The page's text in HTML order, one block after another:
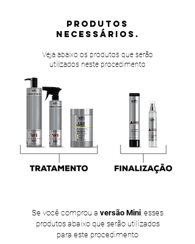
PRODUTOS
NECESSÁRIOS.
Veja abaixo os produtos que serão
utilizados neste procedimento
Se você comprou a versão Mini , esses
produtos abaixo que serão utilizados
para este procedimento